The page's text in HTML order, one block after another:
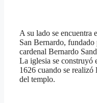
A su lado se encuentra
San Bernardo, fundado
cardenal Bernardo
La iglesia se construyó
1626 cuando se realizó
del templo.